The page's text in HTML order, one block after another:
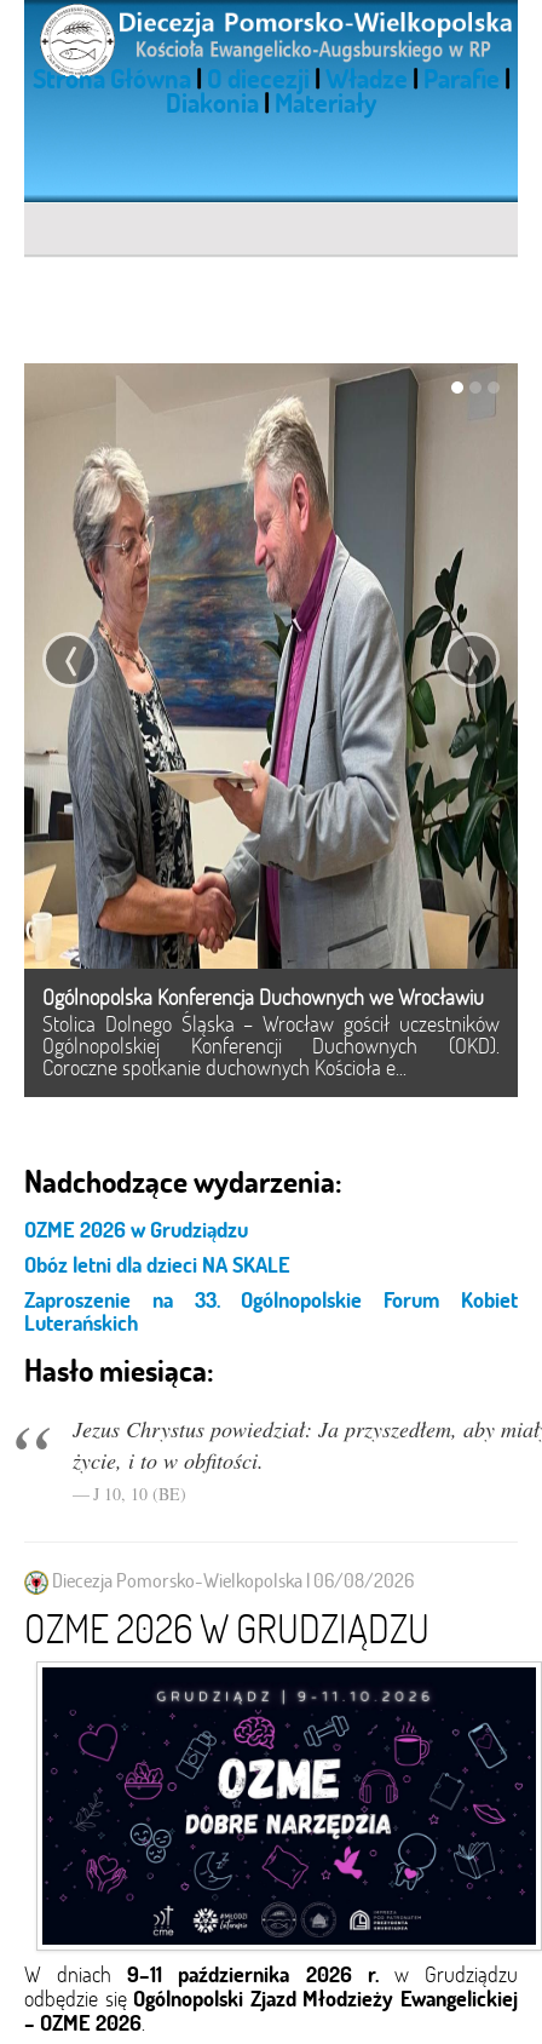
Strona Główna | O diecezji |Władze | Parafie |
Diakonia | Materiały
Ogólnopolska Konferencja Duchownych we Wrocławiu
Stolica Dolnego Śląska – Wrocław gościł uczestników
Ogólnopolskiej Konferencji Duchownych (OKD).
Coroczne spotkanie duchownych Kościoła e...
‹ ›
Nadchodzące wydarzenia:
OZME 2026 w Grudziądzu
Obóz letni dla dzieci NA SKALE
Zaproszenie na 33. Ogólnopolskie Forum Kobiet
Luterańskich
Hasło miesiąca:
Jezus Chrystus powiedział: Ja przyszedłem, aby
życie, i to w obfitości.
J 10, 10 (BE)
Diecezja Pomorsko-Wielkopolska | 06/08/2026
OZME 2026 W GRUDZIĄDZU
W dniach9–11 października 2026 r.w Grudziądzu
odbędzie się Ogólnopolski Zjazd Młodzieży Ewangelickiej
– OZME 2026.